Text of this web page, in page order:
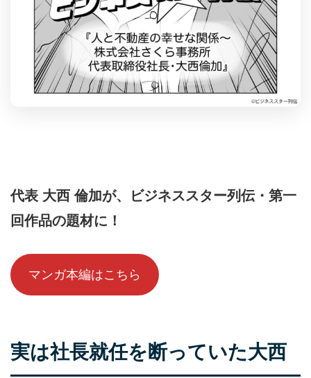
代表 大西 倫加が、ビジネススター列伝・第一
回作品の題材に！
マンガ本編はこちら
実は社長就任を断っていた大西